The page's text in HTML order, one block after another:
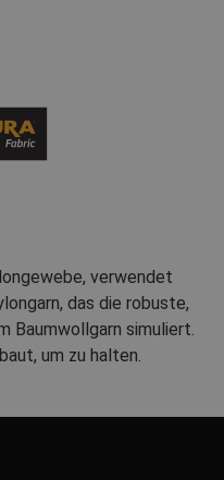
verwendet
das die robuste,
Baumwollgarn simuliert.
um zu halten.